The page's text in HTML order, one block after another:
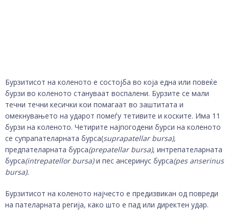
Бурзитисот на коленото е состојба во која една или повеќе
бурзи во коленото стануваат воспалени. Бурзите се мали
течни течни кесички кои помагаат во заштитата и
омекнувањето на ударот помеѓу тетивите и коските. Има 11
бурзи на коленото. Четирите најпогодени бурси на коленото
се супрапателарната бурса(suprapatellar bursa),
предпателарната бурса(prepatellar bursa), интрепателарната
бурса(intrepatellor bursa)и пес ансеринус бурса(pes anserinus
bursa).
Бурзитисот на коленото најчесто е предизвикан од повреди
на пателарната регија, како што е пад или директен удар.